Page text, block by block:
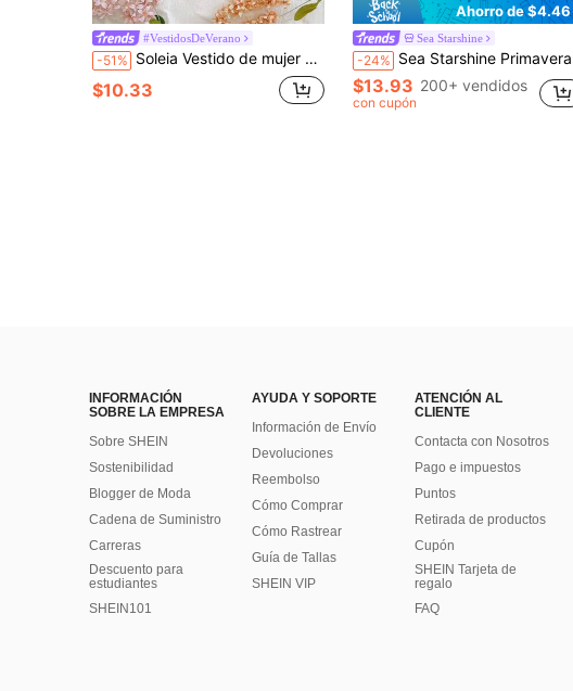
#VestidosDeVerano
-51% Soleia Vestido de mujer sexy de estilo retro con escote en V y espalda descubierta, con tirantes cruzados, adecuado para vacaciones, bodas, estilo bohemio, fiestas y carnavales
$10.33
Ahorro de $4.46
Sea Starshine
-24% Sea Starshine Primavera/Verano Nueva Llegada: Vestido de lino sintético con aplicaciones de estrellas de mar y conchas marinas-. Elegante
$13.93 200+ vendidos
con cupón
INFORMACIÓN
SOBRE LA EMPRESA
Sobre SHEIN
Sostenibilidad
Blogger de Moda
Cadena de Suministro
Carreras
Descuento para
estudiantes
SHEIN101
AYUDA Y SOPORTE
Información de Envío
Devoluciones
Reembolso
Cómo Comprar
Cómo Rastrear
Guía de Tallas
SHEIN VIP
ATENCIÓN AL
CLIENTE
Contacta con Nosotros
Pago e impuestos
Puntos
Retirada de productos
Cupón
SHEIN Tarjeta de
regalo
FAQ